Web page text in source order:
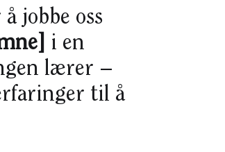
jobbe oss
i en
lærer –
til å